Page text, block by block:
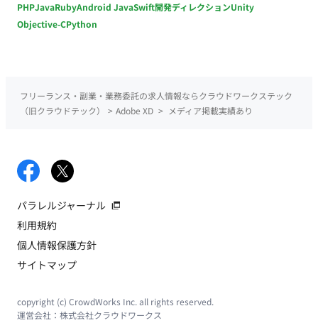
PHPJavaRubyAndroid JavaSwift開発ディレクションUnity
Objective-CPython
フリーランス・副業・業務委託の求人情報ならクラウドワークステック
（旧クラウドテック）
> Adobe XD > メディア掲載実績あり
パラレルジャーナル
利用規約
個人情報保護方針
サイトマップ
copyright (c) CrowdWorks Inc. all rights reserved.
運営会社： 株式会社クラウドワークス